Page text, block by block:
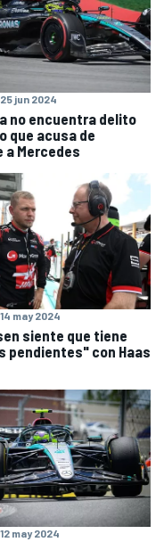
25 jun 2024
no encuentra delito
que acusa de
a Mercedes
14 may 2024
siente que tiene
pendientes" con Haas
12 may 2024